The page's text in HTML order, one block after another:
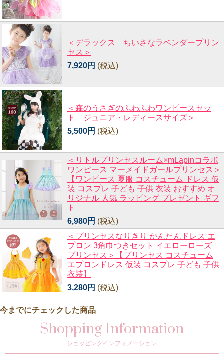
＜デラックス ちいさなラベンダープリン
セス＞
7,920円 (税込)
＜森のうさぎのふわふわワンピースセッ
ト ジュニア・レディースサイズ＞
5,500円 (税込)
＜リトルプリンセスルーム×mLapinコラボ
ワンピース マーメイドガールプリンセス＞
【ワンピース 夏服 コスチューム ドレス 仮
装 コスプレ 子ども 子供 衣装 おすすめ オ
リジナル 人気 ラッピング プレゼント ギフ
ト
6,980円 (税込)
＜プリンセスなりきり かんたんドレス エ
プロン 3角巾つきセット イエローローズ
プリンセス＞【プリンセス コスチューム
エプロンドレス 仮装 コスプレ 子ども 子供
衣装】
3,280円 (税込)
今までにチェックした商品
Shopping Information
ショッピングインフォメーション